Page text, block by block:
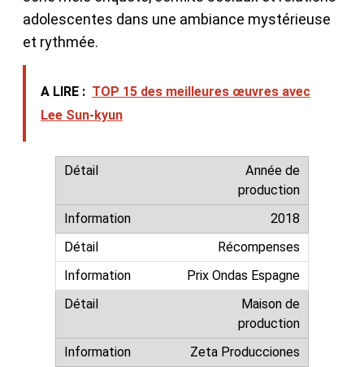
adolescentes dans une ambiance mystérieuse
et rythmée.
A LIRE : TOP 15 des meilleures œuvres avec
Lee Sun-kyun
Année de
production
2018
Récompenses
Prix Ondas Espagne
Maison de
production
Zeta Producciones